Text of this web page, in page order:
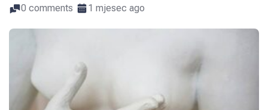
0 comments 1 mjesec ago